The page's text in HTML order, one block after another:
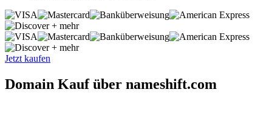
+ mehr
+ mehr
Jetzt kaufen
Domain Kauf über nameshift.com